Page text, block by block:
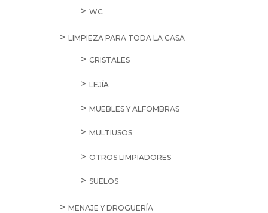
WC
LIMPIEZA PARA TODA LA CASA
CRISTALES
LEJÍA
MUEBLES Y ALFOMBRAS
MULTIUSOS
OTROS LIMPIADORES
SUELOS
MENAJE Y DROGUERÍA